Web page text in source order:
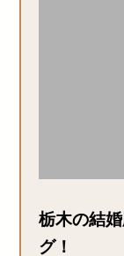
栃木の結
グ！